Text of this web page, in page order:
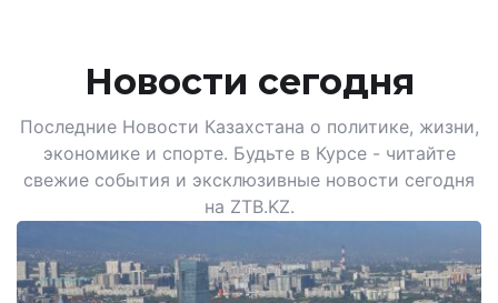
Новости сегодня
Последние Новости Казахстана о политике, жизни,
экономике и спорте. Будьте в Курсе - читайте
свежие события и эксклюзивные новости сегодня
на ZTB.KZ.